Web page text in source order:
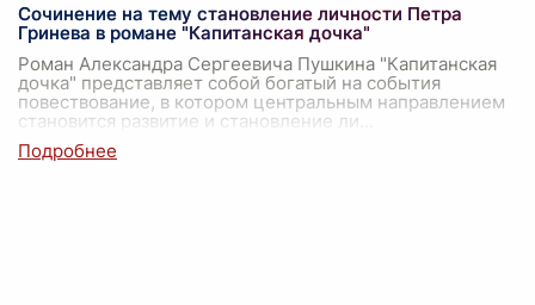
Сочинение на тему становление личности Петра
Гринева в романе "Капитанская дочка"
Роман Александра Сергеевича Пушкина "Капитанская
дочка" представляет собой богатый на события
повествование, в котором центральным направлением
становится развитие и становление ли